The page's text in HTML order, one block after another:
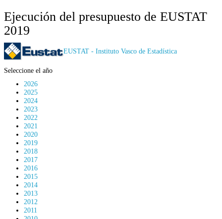
Ejecución del presupuesto de EUSTAT
2019
EUSTAT - Instituto Vasco de Estadística
Seleccione el año
2026
2025
2024
2023
2022
2021
2020
2019
2018
2017
2016
2015
2014
2013
2012
2011